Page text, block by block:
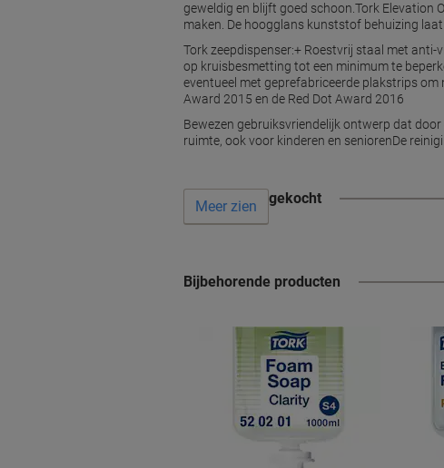
geweldig en blijft goed schoon.Tork Elevation
maken. De hoogglans kunststof behuizing
Tork zeepdispenser:+ Roestvrij staal met
op kruisbesmetting tot een minimum te
eventueel met geprefabriceerde plakstrips
Award 2015 en de Red Dot Award 2016
Bewezen gebruiksvriendelijk ontwerp dat
ruimte, ook voor kinderen en seniorenDe
Vaak samen gekocht
Meer zien
Bijbehorende producten